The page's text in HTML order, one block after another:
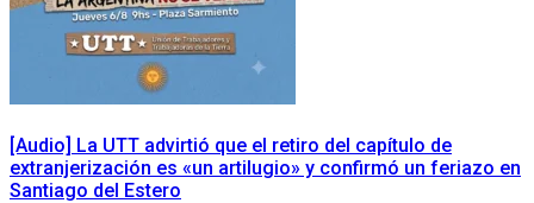
[Audio] La UTT advirtió que el retiro del capítulo de
extranjerización es «un artilugio» y confirmó un feriazo en
Santiago del Estero